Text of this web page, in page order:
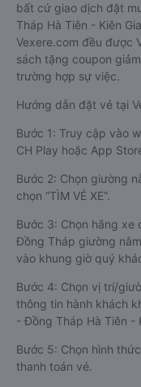
bất cứ giao dịch đặt
Tháp Hà Tiên - Kiên
Vexere.com đều được
sách tặng coupon
trường hợp sự việc.
Hướng dẫn đặt vé tại
Bước 1: Truy cập vào
CH Play hoặc App
Bước 2: Chọn giường
chọn “TÌM VÉ XE”.
Bước 3: Chọn hãng xe
Đồng Tháp giường
vào khung giờ quý
Bước 4: Chọn vị trí/
thông tin hành khách
- Đồng Tháp Hà Tiên -
Bước 5: Chọn hình
thanh toán vé.